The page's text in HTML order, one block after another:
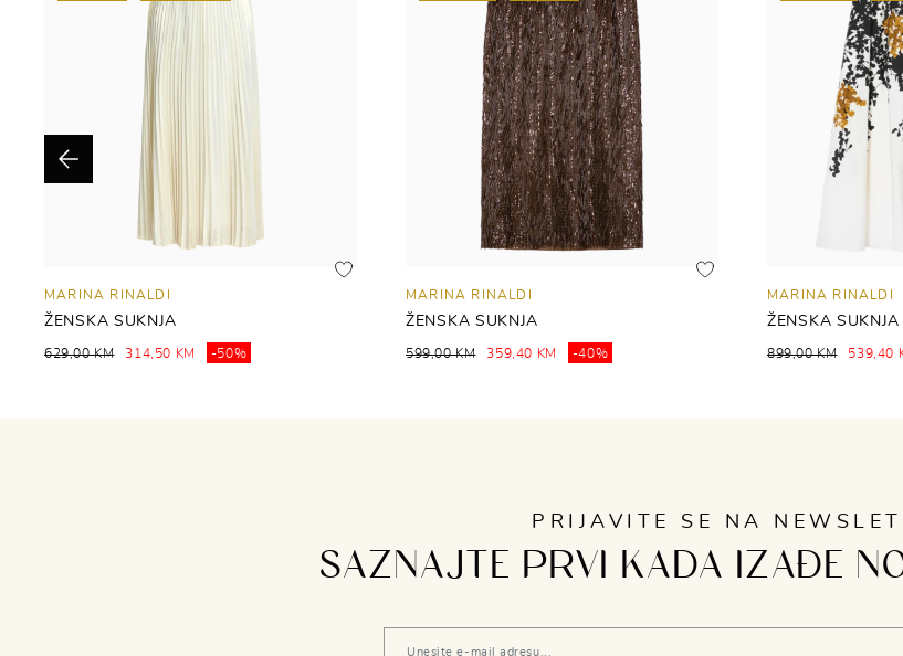
MARINA RINALDI
ŽENSKA SUKNJA
629,00 KM 314,50 KM -50%
MARINA RINALDI
ŽENSKA SUKNJA
599,00 KM 359,40 KM -40%
MARINA RINALDI
ŽENSKA SUKNJA
899,00 KM 539,40
Previous
PRIJAVITE SE NA
SAZNAJTE PRVI KADA IZAĐE